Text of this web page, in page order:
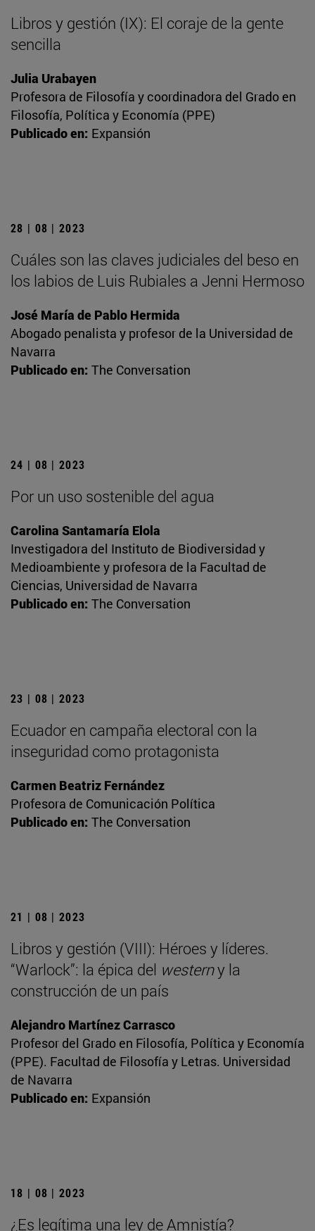
Libros y gestión (IX): El coraje de la gente
sencilla
Julia Urabayen
Profesora de Filosofía y coordinadora del Grado en
Filosofía, Política y Economía (PPE)
Publicado en: Expansión
28 | 08 | 2023
Cuáles son las claves judiciales del beso en
los labios de Luis Rubiales a Jenni Hermoso
José María de Pablo Hermida
Abogado penalista y profesor de la Universidad de
Navarra
Publicado en: The Conversation
24 | 08 | 2023
Por un uso sostenible del agua
Carolina Santamaría Elola
Investigadora del Instituto de Biodiversidad y
Medioambiente y profesora de la Facultad de
Ciencias, Universidad de Navarra
Publicado en: The Conversation
23 | 08 | 2023
Ecuador en campaña electoral con la
inseguridad como protagonista
Carmen Beatriz Fernández
Profesora de Comunicación Política
Publicado en: The Conversation
21 | 08 | 2023
Libros y gestión (VIII): Héroes y líderes.
“Warlock”: la épica del westerny la
construcción de un país
Alejandro Martínez Carrasco
Profesor del Grado en Filosofía, Política y Economía
(PPE). Facultad de Filosofía y Letras. Universidad
de Navarra
Publicado en: Expansión
18 | 08 | 2023
¿Es legítima una ley de Amnistía?